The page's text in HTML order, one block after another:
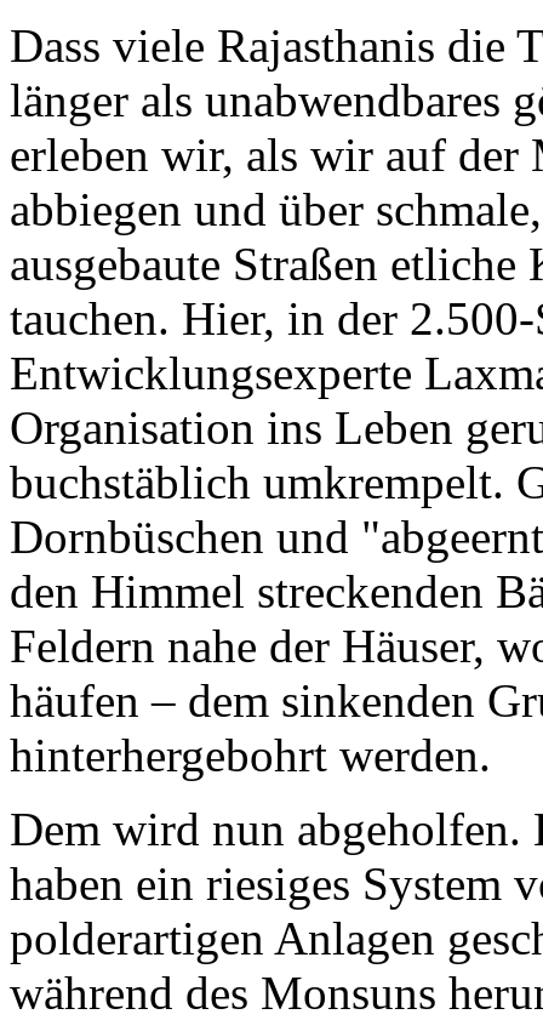
Dass viele Rajasthanis die
länger als unabwendbares
erleben wir, als wir auf der
abbiegen und über
ausgebaute Straßen
tauchen. Hier, in der
Entwicklungsexperte
Organisation ins Leben
buchstäblich umkrempelt.
Dornbüschen und
den Himmel streckenden
Feldern nahe der Häuser,
häufen – dem sinkenden
hinterhergebohrt werden.
Dem wird nun abgeholfen.
haben ein riesiges System
polderartigen Anlagen
während des Monsuns